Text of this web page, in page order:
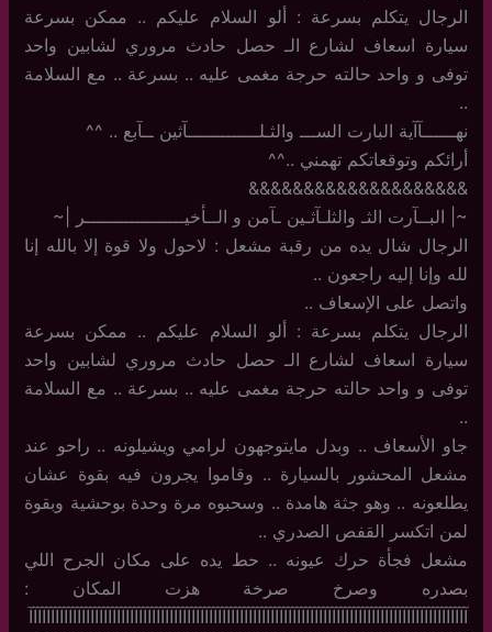
الرجال يتكلم بسرعة : ألو السلام عليكم .. ممكن بسرعة
سيارة اسعاف لشارع الـ حصل حادث مروري لشابين واحد
توفى و واحد حالته حرجة مغمى عليه .. بسرعة .. مع السلامة
..
نهــــــآآية البارت الســـ والثـلـــــــــــــآثين ــآبع .. ^^
أرائكم وتوقعاتكم تهمني ..^^
&&&&&&&&&&&&&&&&&&&&
~| البــآرت الثـ والثلـآثـين ـآمن و الــأخيــــــــــــــــــر |~
الرجال شال يده من رقبة مشعل : لاحول ولا قوة إلا بالله إنا
لله وإنا إليه راجعون ..
واتصل على الإسعاف ..
الرجال يتكلم بسرعة : ألو السلام عليكم .. ممكن بسرعة
سيارة اسعاف لشارع الـ حصل حادث مروري لشابين واحد
توفى و واحد حالته حرجة مغمى عليه .. بسرعة .. مع السلامة
..
جاو الأسعاف .. وبدل مايتوجهون لرامي ويشيلونه .. راحو عند
مشعل المحشور بالسيارة .. وقاموا يجرون فيه بقوة عشان
يطلعونه .. وهو جثة هامدة .. وسحبوه مرة وحدة بوحشية وبقوة
لمن اتكسر القفص الصدري ..
مشعل فجأة حرك عيونه .. حط يده على مكان الجرح اللي
بصدره وصرخ صرخة هزت المكان :
آآآآآآآآآآآآآآآآآآآآآآآآآآآآآآآآآآآآآآآآآآآآآآآآآآآآآآآآآآآآآآآآآآآآآآآآآآآآآآآآآآآآآآآآآآآآآآآآآآآآ